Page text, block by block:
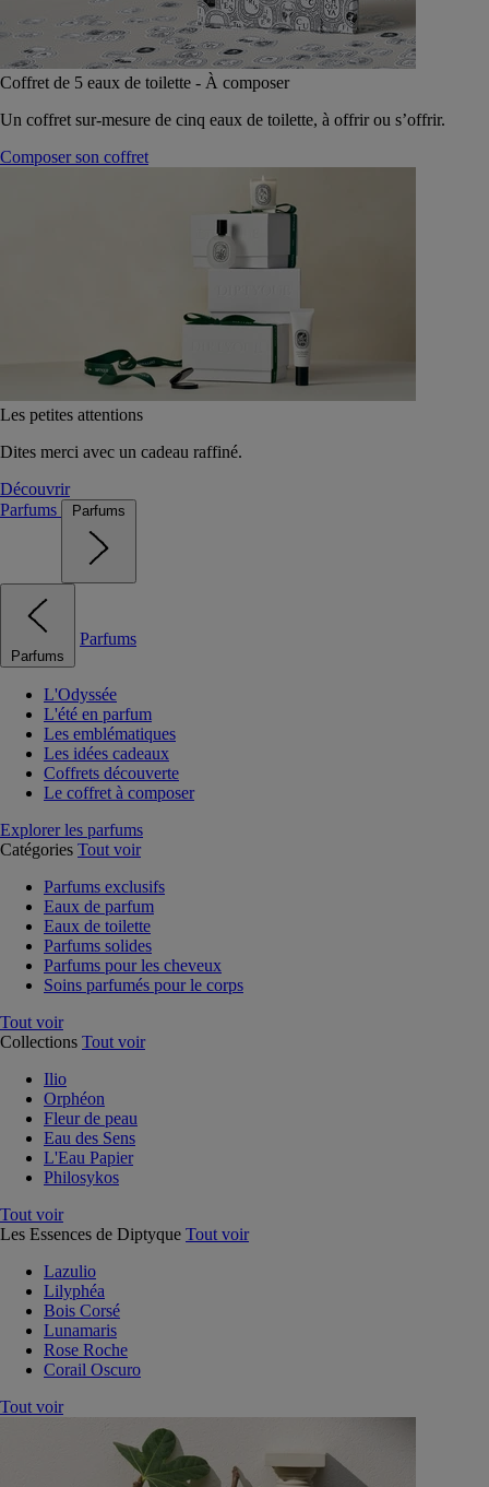
Coffret de 5 eaux de toilette - À composer
Un coffret sur-mesure de cinq eaux de toilette, à offrir ou s’offrir.
Composer son coffret
Les petites attentions
Dites merci avec un cadeau raffiné.
Découvrir
Parfums
Parfums
Parfums
Parfums
L'Odyssée
L'été en parfum
Les emblématiques
Les idées cadeaux
Coffrets découverte
Le coffret à composer
Explorer les parfums
Catégories Tout voir
Parfums exclusifs
Eaux de parfum
Eaux de toilette
Parfums solides
Parfums pour les cheveux
Soins parfumés pour le corps
Tout voir
Collections Tout voir
Ilio
Orphéon
Fleur de peau
Eau des Sens
L'Eau Papier
Philosykos
Tout voir
Les Essences de Diptyque Tout voir
Lazulio
Lilyphéa
Bois Corsé
Lunamaris
Rose Roche
Corail Oscuro
Tout voir